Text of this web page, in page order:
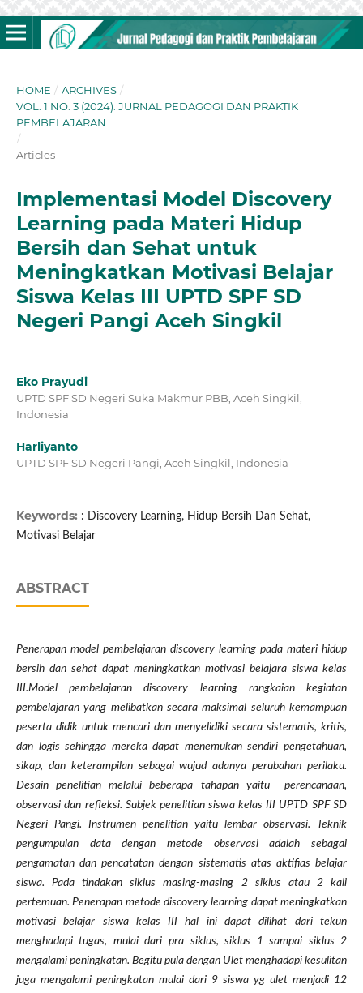
HOME / ARCHIVES /
VOL. 1 NO. 3 (2024): JURNAL PEDAGOGI DAN PRAKTIK
PEMBELAJARAN
/
Articles
Implementasi Model Discovery
Learning pada Materi Hidup
Bersih dan Sehat untuk
Meningkatkan Motivasi Belajar
Siswa Kelas III UPTD SPF SD
Negeri Pangi Aceh Singkil
Eko Prayudi
UPTD SPF SD Negeri Suka Makmur PBB, Aceh Singkil,
Indonesia
Harliyanto
UPTD SPF SD Negeri Pangi, Aceh Singkil, Indonesia
Keywords: : Discovery Learning, Hidup Bersih Dan Sehat,
Motivasi Belajar
ABSTRACT
Penerapan model pembelajaran discovery learning pada materi hidup
bersih dan sehat dapat meningkatkan motivasi belajara siswa kelas
III.Model pembelajaran discovery learning rangkaian kegiatan
pembelajaran yang melibatkan secara maksimal seluruh kemampuan
peserta didik untuk mencari dan menyelidiki secara sistematis, kritis,
dan logis sehingga mereka dapat menemukan sendiri pengetahuan,
sikap, dan keterampilan sebagai wujud adanya perubahan perilaku.
Desain penelitian melalui beberapa tahapan yaitu perencanaan,
observasi dan refleksi. Subjek penelitian siswa kelas III UPTD SPF SD
Negeri Pangi. Instrumen penelitian yaitu lembar observasi. Teknik
pengumpulan data dengan metode observasi adalah sebagai
pengamatan dan pencatatan dengan sistematis atas aktifias belajar
siswa. Pada tindakan siklus masing-masing 2 siklus atau 2 kali
pertemuan. Penerapan metode discovery learning dapat meningkatkan
motivasi belajar siswa kelas III hal ini dapat dilihat dari tekun
menghadapi tugas, mulai dari pra siklus, siklus 1 sampai siklus 2
mengalami peningkatan. Begitu pula dengan Ulet menghadapi kesulitan
juga mengalami peningkatan mulai dari 9 siswa yg ulet menjadi 12